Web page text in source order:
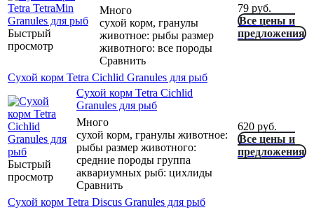
Быстрый
просмотр
Много
сухой корм, гранулы
животное: рыбы размер
животного: все породы
Сравнить
79 руб.
Все цены и
предложения
Сухой корм Tetra Cichlid Granules для рыб
Быстрый
просмотр
Сухой корм Tetra Cichlid
Granules для рыб
Много
сухой корм, гранулы животное:
рыбы размер животного:
средние породы группа
аквариумных рыб: цихлиды
Сравнить
620 руб.
Все цены и
предложения
Сухой корм Tetra Discus Granules для рыб